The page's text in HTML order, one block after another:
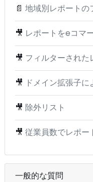
📄 地域別レポートの
🎥 レポートをeコマ
🎥 フィルターされ
🎥 ドメイン拡張子
🎥 除外リスト
🎥 従業員数でレポー
一般的な質問